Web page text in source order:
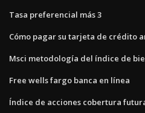
Tasa preferencial más 3
Cómo pagar su tarjeta de crédito
Msci metodología del índice de
Free wells fargo banca en línea
Índice de acciones cobertura